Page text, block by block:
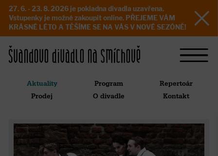
27. 6. - 23. 8. 2026 je pokladna divadla uzavřena.
Vstupenky je možné zakoupit online. PŘEJEME VÁM
KRÁSNÉ LÉTO A TĚŠÍME SE NA VÁS V NOVÉ SEZÓNĚ!
Aktuality Program
Repertoár
Prodej
O divadle Kontakt